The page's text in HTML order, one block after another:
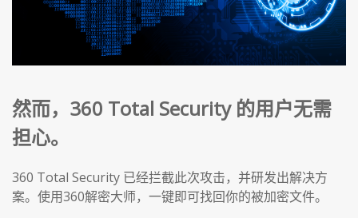
然而，360 Total Security 的用户无需
担心。
360 Total Security 已经拦截此次攻击，并研发出解决方
案。使用360解密大师，一键即可找回你的被加密文件。